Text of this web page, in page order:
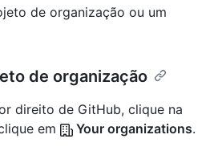
de organização ou um
de organização
direito de GitHub, clique na
em
Your organizations.